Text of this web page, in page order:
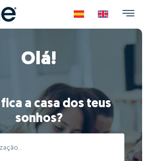
Olá!
a casa dos teus
sonhos?